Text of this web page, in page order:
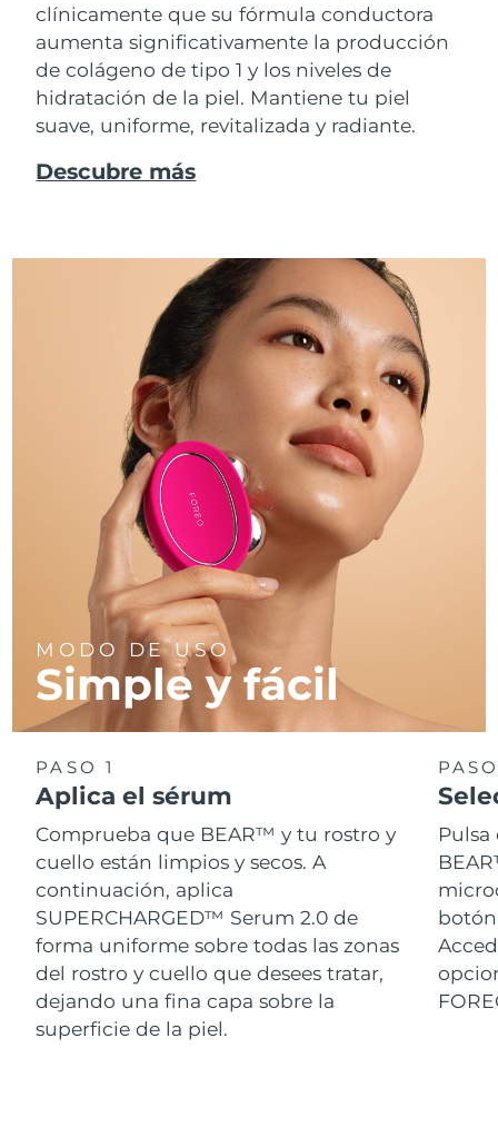
clínicamente que su fórmula conductora
aumenta significativamente la producción
de colágeno de tipo 1 y los niveles de
hidratación de la piel. Mantiene tu piel
suave, uniforme, revitalizada y radiante.
Descubre más
MODO DE USO
Simple y fácil
PASO 1
Aplica el sérum
Comprueba que BEAR™ y tu rostro y
cuello están limpios y secos. A
continuación, aplica
SUPERCHARGED™ Serum 2.0 de
forma uniforme sobre todas las zonas
del rostro y cuello que desees tratar,
dejando una fina capa sobre la
superficie de la piel.
botón